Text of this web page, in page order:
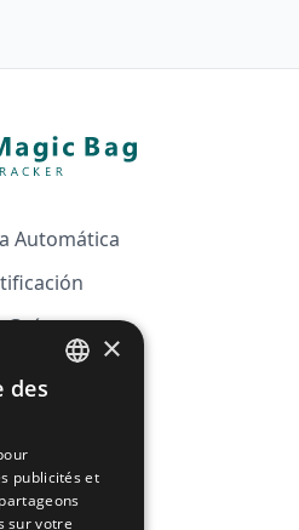
Automática
Guía
FAQ
×
des
publicités et
sur votre